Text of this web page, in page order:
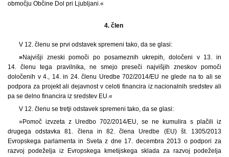
območju Občine Dol pri Ljubljani.«
4. člen
V 12. členu se prvi odstavek spremeni tako, da se glasi:
» Najvišji zneski pomoči po posameznih ukrepih, določeni v 13. in
14. členu tega pravilnika, ne smejo preseči najvišjih zneskov pomoči
določenih v 4., 14. in 24. členu Uredbe 702/2014/EU ne glede na to ali se
podpora za projekt ali dejavnost v celoti financira iz nacionalnih sredstev ali
pa se delno financira iz sredstev EU.«
V 12. členu se tretji odstavek spremeni tako, da se glasi:
»Pomoč izvzeta z Uredbo 702/2014/EU, se ne kumulira s plačili iz
drugega odstavka 81. člena in 82. člena Uredbe (EU) št. 1305/2013
Evropskega parlamenta in Sveta z dne 17. decembra 2013 o podpori za
razvoj podeželja iz Evropskega kmetijskega sklada za razvoj podeželja